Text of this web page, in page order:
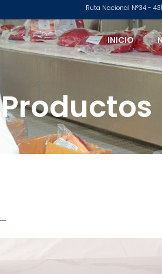
Ruta Nacional N°34 -
INICIO
Productos